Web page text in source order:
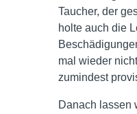
Taucher, der
holte auch die
mal wieder
zumindest
Danach lassen